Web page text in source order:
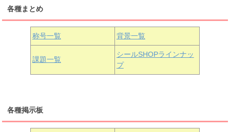
津島善子 黒澤ルビィ
浦の星女学院3年生
黒澤ダイヤ
中須かすみ 天王寺璃奈
各種まとめ
称号一覧 背景一覧
課題一覧
シールSHOPラインナッ
プ
各種掲示板